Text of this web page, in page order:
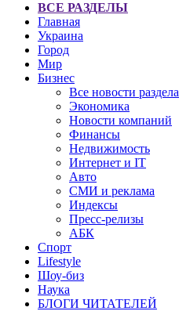
ВСЕ РАЗДЕЛЫ
Главная
Украина
Город
Мир
Бизнес
Все новости раздела
Экономика
Новости компаний
Финансы
Недвижимость
Интернет и IT
Авто
СМИ и реклама
Индексы
Пресс-релизы
АБК
Спорт
Lifestyle
Шоу-биз
Наука
БЛОГИ ЧИТАТЕЛЕЙ